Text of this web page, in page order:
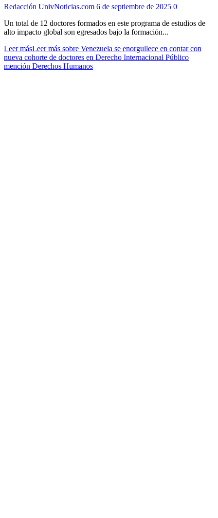
Redacción UnivNoticias.com 6 de septiembre de 2025 0
Un total de 12 doctores formados en este programa de estudios de
alto impacto global son egresados bajo la formación...
Leer másLeer más sobre Venezuela se enorgullece en contar con
nueva cohorte de doctores en Derecho Internacional Público
mención Derechos Humanos